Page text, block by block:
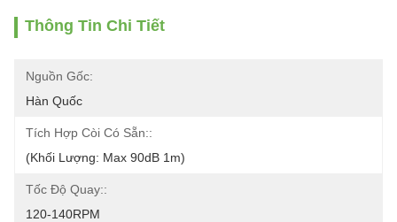
Thông Tin Chi Tiết
Nguồn Gốc:
Hàn Quốc
Tích Hợp Còi Có Sẵn::
(Khối Lượng: Max 90dB 1m)
Tốc Độ Quay::
120-140RPM